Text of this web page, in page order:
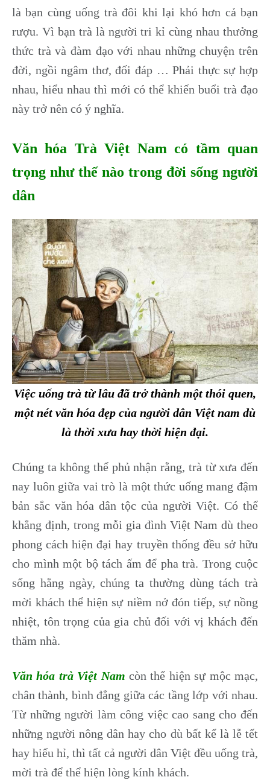
là bạn cùng uống trà đôi khi lại khó hơn cả bạn
rượu. Vì bạn trà là người tri kỉ cùng nhau thưởng
thức trà và đàm đạo với nhau những chuyện trên
đời, ngồi ngâm thơ, đối đáp … Phải thực sự hợp
nhau, hiểu nhau thì mới có thể khiến buổi trà đạo
này trở nên có ý nghĩa.
Văn hóa Trà Việt Nam có tầm quan
trọng như thế nào trong đời sống người
dân
Việc uống trà từ lâu đã trở thành một thói quen,
một nét văn hóa đẹp của người dân Việt nam dù
là thời xưa hay thời hiện đại.
Chúng ta không thể phủ nhận rằng, trà từ xưa đến
nay luôn giữa vai trò là một thức uống mang đậm
bản sắc văn hóa dân tộc của người Việt. Có thể
khẳng định, trong mỗi gia đình Việt Nam dù theo
phong cách hiện đại hay truyền thống đều sở hữu
cho mình một bộ tách ấm để pha trà. Trong cuộc
sống hằng ngày, chúng ta thường dùng tách trà
mời khách thể hiện sự niềm nở đón tiếp, sự nồng
nhiệt, tôn trọng của gia chủ đối với vị khách đến
thăm nhà.
Văn hóa trà Việt Nam còn thể hiện sự mộc mạc,
chân thành, bình đẳng giữa các tầng lớp với nhau.
Từ những người làm công việc cao sang cho đến
những người nông dân hay cho dù bất kể là lễ tết
hay hiếu hỉ, thì tất cả người dân Việt đều uống trà,
mời trà để thể hiện lòng kính khách.